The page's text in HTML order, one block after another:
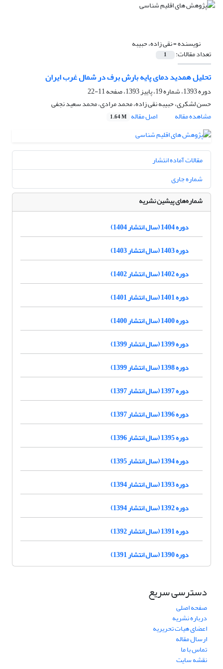
نویسنده =نقی زاده، حبیبه
تعداد مقالات: 1
تحلیل همدید دمای پایه بارش برف در شمال غرب ایران
دوره 1393، شماره 19، پاییز 1393، صفحه
11-22
حسن لشکری، حبیبه نقی زاده، محمد مرادی، محمد سعید نجفی
مشاهده مقاله
اصل مقاله 1.64 M
مقالات آماده انتشار
شماره جاری
شماره‌های پیشین نشریه
دوره 1404 (سال انتشار 1404)
دوره 1403 (سال انتشار 1403)
دوره 1402 (سال انتشار 1402)
دوره 1401 (سال انتشار 1401)
دوره 1400 (سال انتشار 1400)
دوره 1399 (سال انتشار 1399)
دوره 1398 (سال انتشار 1399)
دوره 1397 (سال انتشار 1397)
دوره 1396 (سال انتشار 1397)
دوره 1395 (سال انتشار 1396)
دوره 1394 (سال انتشار 1395)
دوره 1393 (سال انتشار 1394)
دوره 1392 (سال انتشار 1394)
دوره 1391 (سال انتشار 1392)
دوره 1390 (سال انتشار 1391)
دسترسی سریع
صفحه اصلی
درباره نشریه
اعضای هیات تحریریه
ارسال مقاله
تماس با ما
نقشه سایت